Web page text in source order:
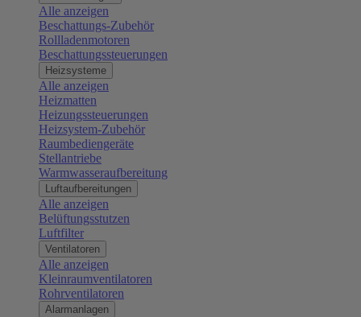
Alle anzeigen
Beschattungs-Zubehör
Rollladenmotoren
Beschattungssteuerungen
Heizsysteme
Alle anzeigen
Heizmatten
Heizungssteuerungen
Heizsystem-Zubehör
Raumbediengeräte
Stellantriebe
Warmwasseraufbereitung
Luftaufbereitungen
Alle anzeigen
Belüftungsstutzen
Luftfilter
Ventilatoren
Alle anzeigen
Kleinraumventilatoren
Rohrventilatoren
Alarmanlagen